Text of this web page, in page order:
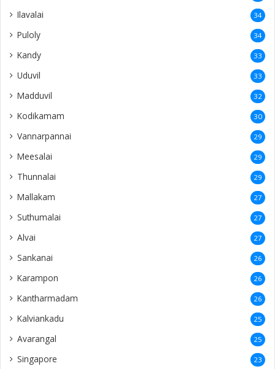
Ilavalai 34
Puloly 34
Kandy 33
Uduvil 33
Madduvil 32
Kodikamam 30
Vannarpannai 29
Meesalai 29
Thunnalai 29
Mallakam 27
Suthumalai 27
Alvai 27
Sankanai 26
Karampon 26
Kantharmadam 26
Kalviankadu 25
Avarangal 25
Singapore 23